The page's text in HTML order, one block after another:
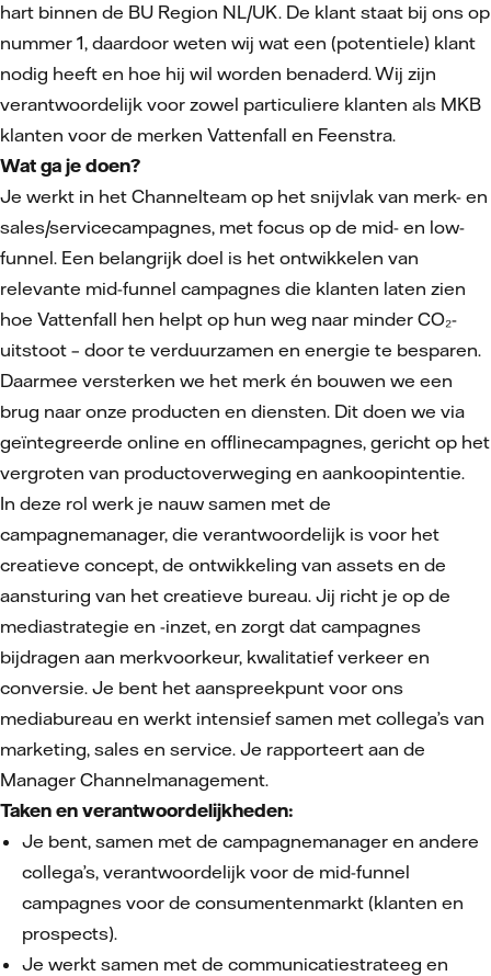
hart binnen de BU Region NL/UK. De klant staat bij ons op
nummer 1, daardoor weten wij wat een (potentiele) klant
nodig heeft en hoe hij wil worden benaderd. Wij zijn
verantwoordelijk voor zowel particuliere klanten als MKB
klanten voor de merken Vattenfall en Feenstra.
Wat ga je doen?
Je werkt in het Channelteam op het snijvlak van merk- en
sales/servicecampagnes, met focus op de mid- en low-
funnel. Een belangrijk doel is het ontwikkelen van
relevante mid-funnel campagnes die klanten laten zien
hoe Vattenfall hen helpt op hun weg naar minder CO₂-
uitstoot – door te verduurzamen en energie te besparen.
Daarmee versterken we het merk én bouwen we een
brug naar onze producten en diensten. Dit doen we via
geïntegreerde online en offlinecampagnes, gericht op het
vergroten van productoverweging en aankoopintentie.
In deze rol werk je nauw samen met de
campagnemanager, die verantwoordelijk is voor het
creatieve concept, de ontwikkeling van assets en de
aansturing van het creatieve bureau. Jij richt je op de
mediastrategie en -inzet, en zorgt dat campagnes
bijdragen aan merkvoorkeur, kwalitatief verkeer en
conversie. Je bent het aanspreekpunt voor ons
mediabureau en werkt intensief samen met collega’s van
marketing, sales en service. Je rapporteert aan de
Manager Channelmanagement.
Taken en verantwoordelijkheden:
Je bent, samen met de campagnemanager en andere
collega’s, verantwoordelijk voor de mid-funnel
campagnes voor de consumentenmarkt (klanten en
prospects).
Je werkt samen met de communicatiestrateeg en